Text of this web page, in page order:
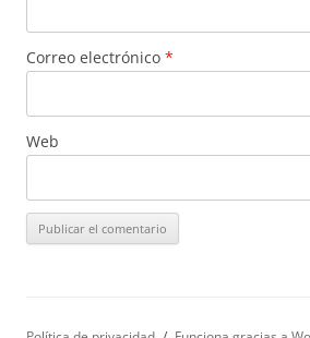
Correo electrónico *
Web